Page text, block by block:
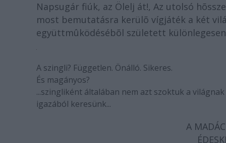
Napsugár fiúk, az Ölelj át!, Az utolsó
most bemutatásra kerülõ vígjáték a két
együttmûködésébõl született
A szingli? Független. Önálló. Sikeres.
És magányos?
...szingliként általában nem azt szoktuk a
igazából keresünk...
A